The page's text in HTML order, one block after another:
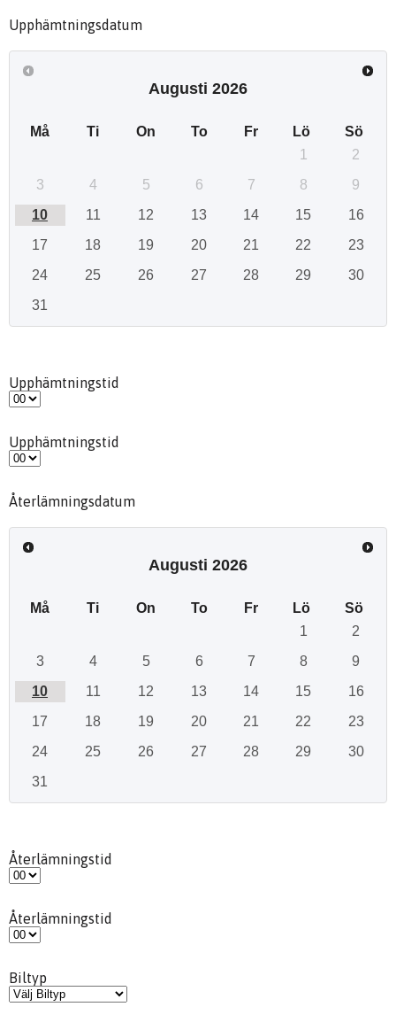
Upphämtningsdatum
Augusti 2026
Må Ti On To Fr Lö
Sö
1
2
3
4 5 6 7 8
9
10
11 12 13 14 15
16
17
18 19 20 21 22
23
24
25 26 27 28 29
30
31
Upphämtningstid
Upphämtningstid
Återlämningsdatum
Augusti 2026
Må Ti On To Fr Lö
Sö
1
2
3
4 5 6 7 8
9
10
11 12 13 14 15
16
17
18 19 20 21 22
23
24
25 26 27 28 29
30
31
Återlämningstid
Återlämningstid
Biltyp